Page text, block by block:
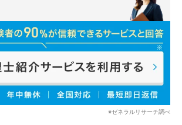
※ゼネラルリサーチ調べ